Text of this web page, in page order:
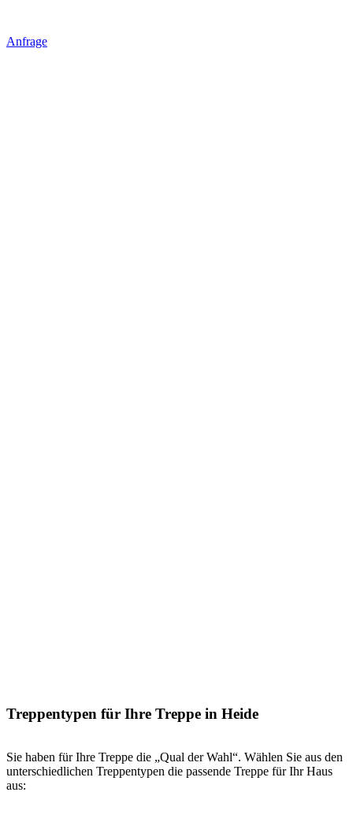
Anfrage
Treppentypen für Ihre Treppe in Heide
Sie haben für Ihre Treppe die „Qual der Wahl“. Wählen Sie aus den
unterschiedlichen Treppentypen die passende Treppe für Ihr Haus
aus: